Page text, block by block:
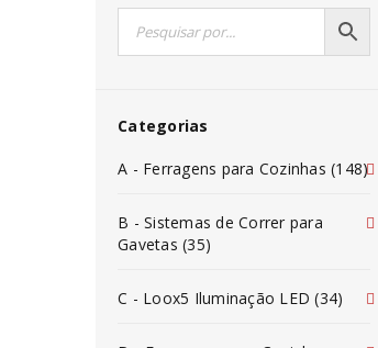
Categorias
A - Ferragens para Cozinhas (148)
B - Sistemas de Correr para
Gavetas (35)
C - Loox5 Iluminação LED (34)